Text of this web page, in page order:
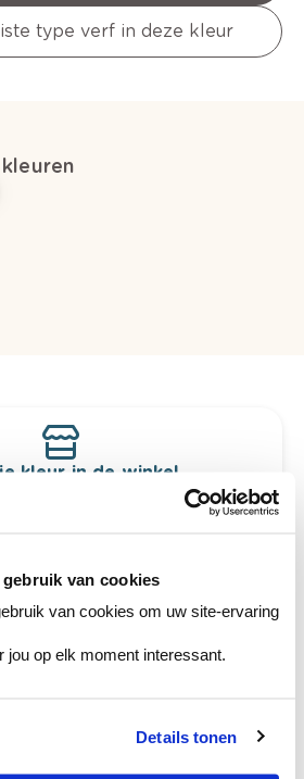
van cookies
van cookies om uw site-ervaring
jou op elk moment interessant.
Details tonen
type verf in deze kleur
kleur in de winkel
stalen van je
advies om kleuren te